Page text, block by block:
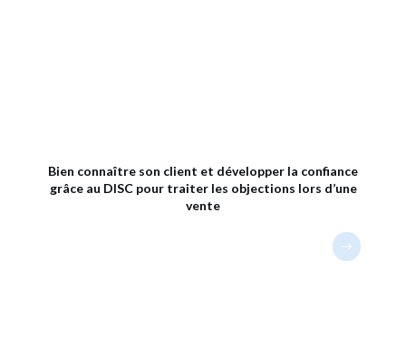
Bien connaître son client et développer la confiance
grâce au DISC pour traiter les objections lors d’une
vente